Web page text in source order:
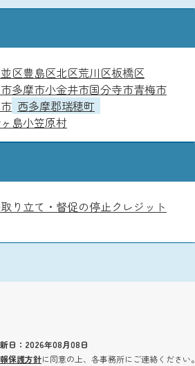
区豊島区北区荒川区板橋区
多摩市小金井市国分寺市青梅市
西多摩郡瑞穂町
島小笠原村
取り立て・督促の停止クレジット
日：2026年08月08日
保護方針に同意の上、各事務所にご連絡ください。